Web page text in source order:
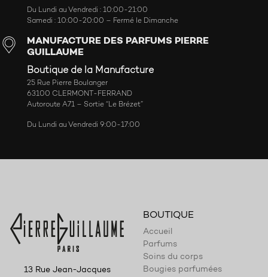
Du Lundi au Vendredi : 10:00-21:00
Samedi : 10:00-20:00 – Fermé le Dimanche
MANUFACTURE DES PARFUMS PIERRE
GUILLAUME
Boutique de la Manufacture
25 Rue Pierre Boulanger
63100 CLERMONT-FERRAND
Autoroute A71 – Sortie “Le Brézet”
Du Lundi au Vendredi 9:00-17:00
13 Rue Jean-Jacques
BOUTIQUE
Accueil
Parfums
Soins du corps
Bougies parfumées